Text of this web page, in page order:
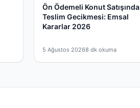
Ön Ödemeli Konut Satışında
Teslim Gecikmesi: Emsal
Kararlar 2026
5 Ağustos 20268 dk okuma